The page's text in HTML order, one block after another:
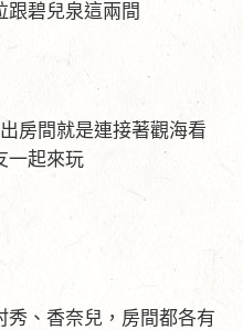
跟碧兒泉這兩間
房間就是連接著觀海看
一起來玩
秀、香奈兒，房間都各有